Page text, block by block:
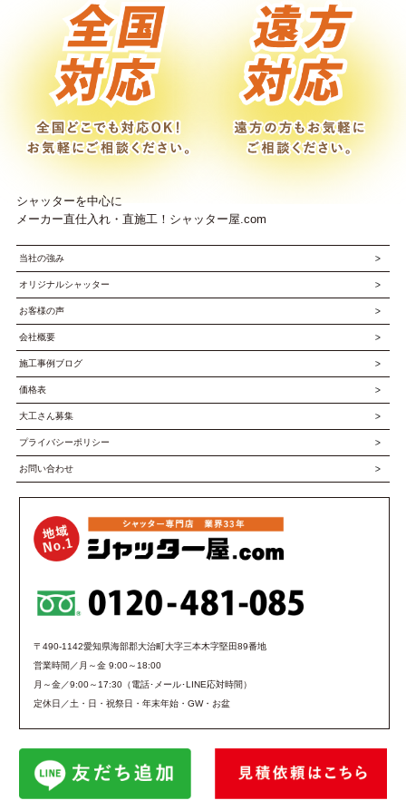
シャッターを中心に
メーカー直仕入れ・直施工！シャッター屋.com
当社の強み
オリジナルシャッター
お客様の声
会社概要
施工事例ブログ
価格表
大工さん募集
プライバシーポリシー
お問い合わせ
〒490-1142愛知県海部郡大治町大字三本木字堅田89番地
営業時間／月～金 9:00～18:00
月～金／9:00～17:30（電話･メール･LINE応対時間）
定休日／土・日・祝祭日・年末年始・GW・お盆